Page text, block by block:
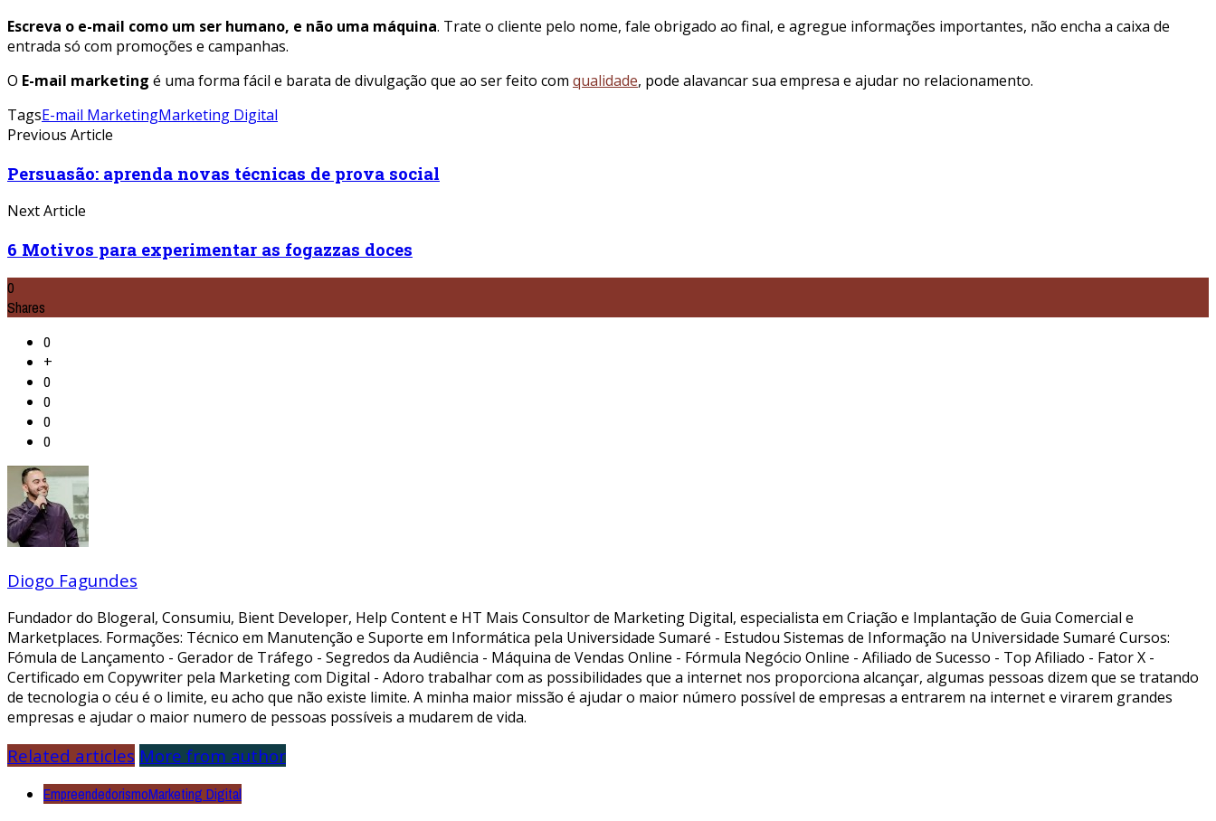
Escreva o e-mail como um ser humano, e não uma máquina. Trate o cliente pelo nome, fale obrigado ao final, e agregue informações importantes, não encha a caixa de
entrada só com promoções e campanhas.
O E-mail marketing é uma forma fácil e barata de divulgação que ao ser feito com qualidade, pode alavancar sua empresa e ajudar no relacionamento.
TagsE-mail MarketingMarketing Digital
Previous Article
Persuasão: aprenda novas técnicas de prova social
Next Article
6 Motivos para experimentar as fogazzas doces
0
Shares
0
+
0
0
0
0
Diogo Fagundes
Fundador do Blogeral, Consumiu, Bient Developer, Help Content e HT Mais Consultor de Marketing Digital, especialista em Criação e Implantação de Guia Comercial e
Marketplaces. Formações: Técnico em Manutenção e Suporte em Informática pela Universidade Sumaré - Estudou Sistemas de Informação na Universidade Sumaré Cursos:
Fómula de Lançamento - Gerador de Tráfego - Segredos da Audiência - Máquina de Vendas Online - Fórmula Negócio Online - Afiliado de Sucesso - Top Afiliado - Fator X -
Certificado em Copywriter pela Marketing com Digital - Adoro trabalhar com as possibilidades que a internet nos proporciona alcançar, algumas pessoas dizem que se tratando
de tecnologia o céu é o limite, eu acho que não existe limite. A minha maior missão é ajudar o maior número possível de empresas a entrarem na internet e virarem grandes
empresas e ajudar o maior numero de pessoas possíveis a mudarem de vida.
Related articles More from author
EmpreendedorismoMarketing Digital